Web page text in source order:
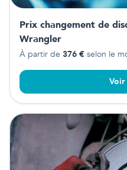
Prix changement de
Wrangler
À partir de 376 € selon le